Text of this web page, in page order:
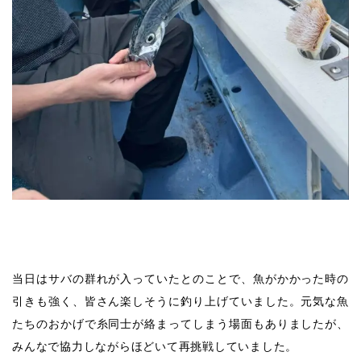
当日はサバの群れが入っていたとのことで、魚がかかった時の
引きも強く、皆さん楽しそうに釣り上げていました。元気な魚
たちのおかげで糸同士が絡まってしまう場面もありましたが、
みんなで協力しながらほどいて再挑戦していました。